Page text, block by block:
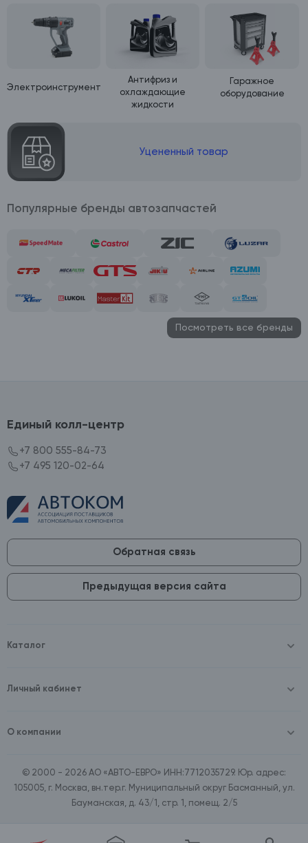
Электроинструмент
Антифриз и
охлаждающие
жидкости
Гаражное
оборудование
Уцененный товар
Популярные бренды автозапчастей
Посмотреть все бренды
Каталог
Аккумуляторы и зарядные устройства
Расходные материалы
Зимние аксессуары
Ассортимент по бренду SpeedMate
Личный кабинет
О компании
Единый колл-центр
+7 800 555-84-73
+7 495 120-02-64
Обратная связь
Предыдущая версия сайта
© 2000 - 2026 АО «АВТО-ЕВРО» ИНН:7712035729. Юр. адрес:
105005, г. Москва, вн.тер.г. Муниципальный округ Басманный, ул.
Бауманская, д. 43/1, стр. 1, помещ. 2/5